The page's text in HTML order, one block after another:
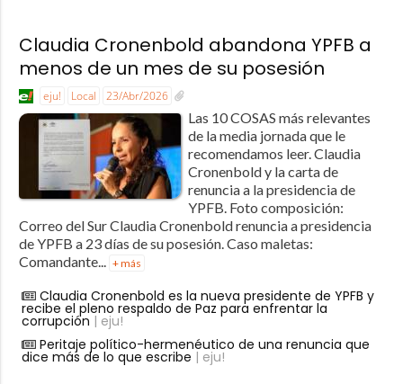
Claudia Cronenbold abandona YPFB a
menos de un mes de su posesión
eju! Local 23/Abr/2026
Las 10 COSAS más relevantes
de la media jornada que le
recomendamos leer. Claudia
Cronenbold y la carta de
renuncia a la presidencia de
YPFB. Foto composición:
Correo del Sur Claudia Cronenbold renuncia a presidencia
de YPFB a 23 días de su posesión. Caso maletas:
Comandante... + más
Claudia Cronenbold es la nueva presidente de YPFB y
recibe el pleno respaldo de Paz para enfrentar la
corrupción | eju!
Peritaje político-hermenéutico de una renuncia que
dice más de lo que escribe | eju!